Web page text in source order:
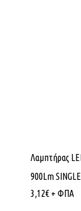
Λαμπτήρας
900Lm
3,12€ + ΦΠΑ